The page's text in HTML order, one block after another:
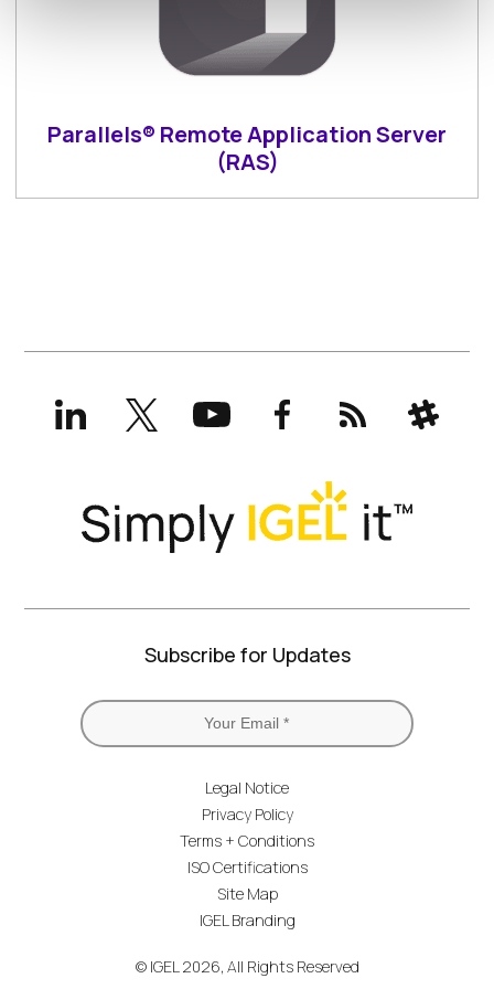
Parallels® Remote Application Server
(RAS)
LinkedInX
(formerly
Twitter)
YouTubeFacebookRSS Slack
Subscribe for Updates
Legal Notice
Privacy Policy
Terms + Conditions
ISO Certifications
Site Map
IGEL Branding
© IGEL 2026, All Rights Reserved